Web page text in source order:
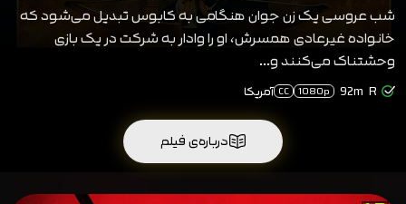
شب عروسی یک زن جوان هنگامی به کابوس تبدیل می‌شود که
خانواده غیرعادی همسرش، او را وادار به شرکت در یک بازی
وحشتناک می‌کنند و...
R
92m
1080p
CC آمریکا
درباره‌ی فیلم